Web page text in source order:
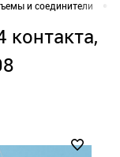
и соединители
контакта,